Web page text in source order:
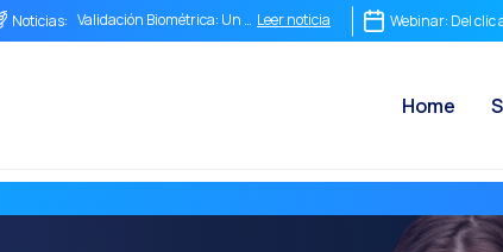
Noticias: Validación Biométrica: Un impacto positivo en las empresas
Leer noticia
Seguridad, ¿Te preocupa dónde van tus datos al usar WhatsApp?
La conversación inmediata no es opcional, es el destino de tu
Leer noticia
Integrar no es suficiente: Por qué el comercio conversacional
Webinar: Del clic
Home